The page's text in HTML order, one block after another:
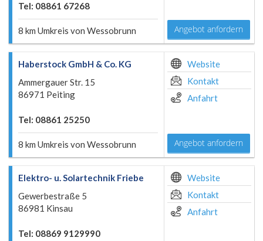
Tel: 08861 67268
8 km Umkreis von Wessobrunn Angebot anfordern
Haberstock GmbH & Co. KG
Ammergauer Str. 15
86971 Peiting
Tel: 08861 25250
8 km Umkreis von Wessobrunn
Website
Kontakt
Anfahrt
Angebot anfordern
Elektro- u. Solartechnik Friebe
Gewerbestraße 5
86981 Kinsau
Tel: 08869 9129990
Website
Kontakt
Anfahrt